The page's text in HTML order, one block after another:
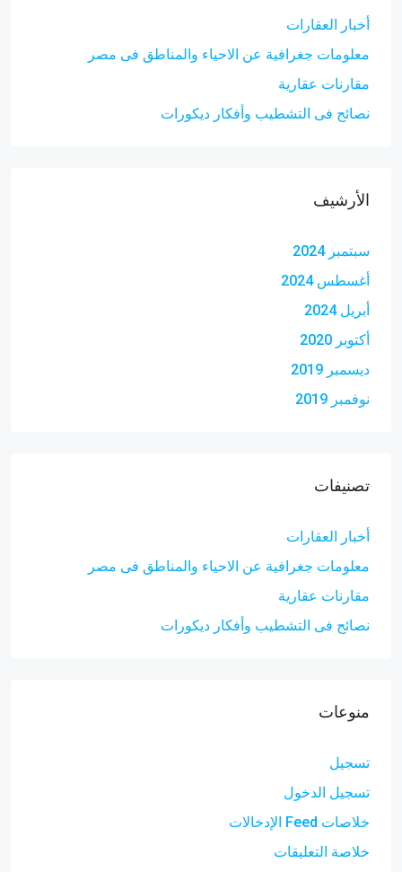
أخبار العقارات
معلومات جغرافية عن الاحياء والمناطق فى مصر
مقارنات عقارية
نصائح فى التشطيب وأفكار ديكورات
الأرشيف
سبتمبر 2024
أغسطس 2024
أبريل 2024
أكتوبر 2020
ديسمبر 2019
نوفمبر 2019
تصنيفات
أخبار العقارات
معلومات جغرافية عن الاحياء والمناطق فى مصر
مقارنات عقارية
نصائح فى التشطيب وأفكار ديكورات
منوعات
تسجيل
تسجيل الدخول
خلاصات Feed الإدخالات
خلاصة التعليقات